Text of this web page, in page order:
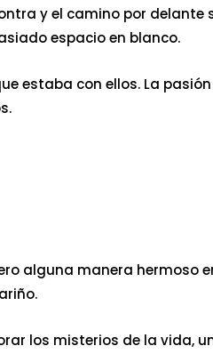
y el camino por delante
espacio en blanco.
estaba con ellos. La
alguna manera hermoso
los misterios de la vida,